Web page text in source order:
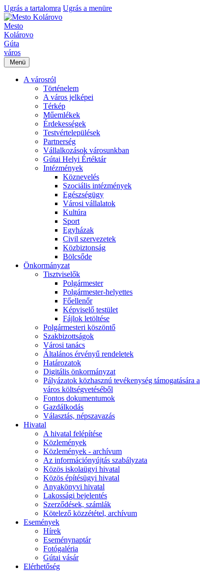
Ugrás a tartalomra Ugrás a menüre
Mesto
Kolárovo
Gúta
város
Menü
A városról
Történelem
A város jelképei
Térkép
Műemlékek
Érdekességek
Testvértelepülések
Partnerség
Vállalkozások városunkban
Gútai Helyi Értéktár
Intézmények
Köznevelés
Szociális intézmények
Egészségügy
Városi vállalatok
Kultúra
Sport
Egyházak
Civil szervezetek
Közbiztonság
Bölcsőde
Önkormányzat
Tisztviselők
Polgármester
Polgármester-helyettes
Főellenőr
Képviselő testület
Fájlok letöltése
Polgármesteri köszöntő
Szakbizottságok
Városi tanács
Általános érvényű rendeletek
Határozatok
Digitális önkormányzat
Pályázatok közhasznú tevékenység támogatására a
város költségvetéséből
Fontos dokumentumok
Gazdálkodás
Választás, népszavazás
Hivatal
A hivatal felépítése
Közlemények
Közlemények - archívum
Az információnyújtás szabályzata
Közös iskolaügyi hivatal
Közös építésügyi hivatal
Anyakönyvi hivatal
Lakossági bejelentés
Szerződések, számlák
Kötelező közzététel, archívum
Események
Hírek
Eseménynaptár
Fotógaléria
Gútai vásár
Elérhetőség